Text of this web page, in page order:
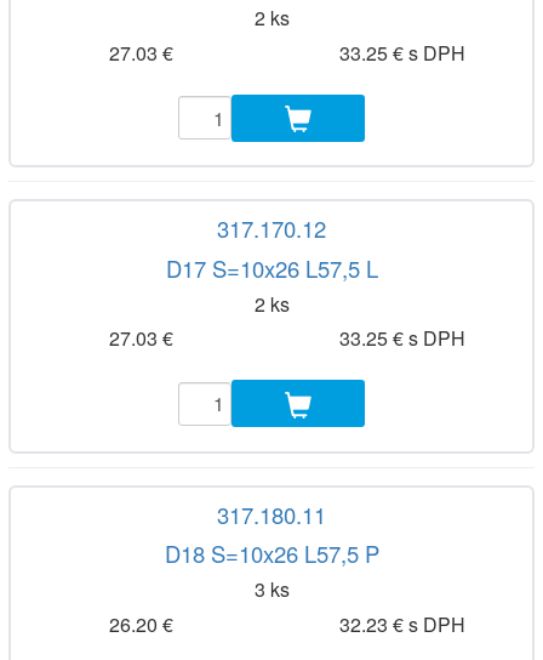
2 ks
27.03 €
33.25 € s DPH
317.170.12
D17 S=10x26 L57,5 L
2 ks
27.03 €
33.25 € s DPH
317.180.11
D18 S=10x26 L57,5 P
3 ks
26.20 €
32.23 € s DPH